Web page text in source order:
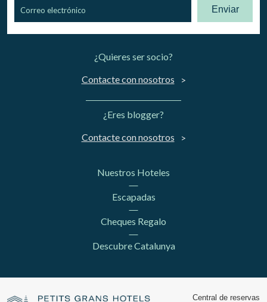
Enviar
¿Quieres ser socio?
Contacte con nosotros
¿Eres blogger?
Contacte con nosotros
Nuestros Hoteles
Escapadas
Cheques Regalo
Descubre Catalunya
Central de reservas